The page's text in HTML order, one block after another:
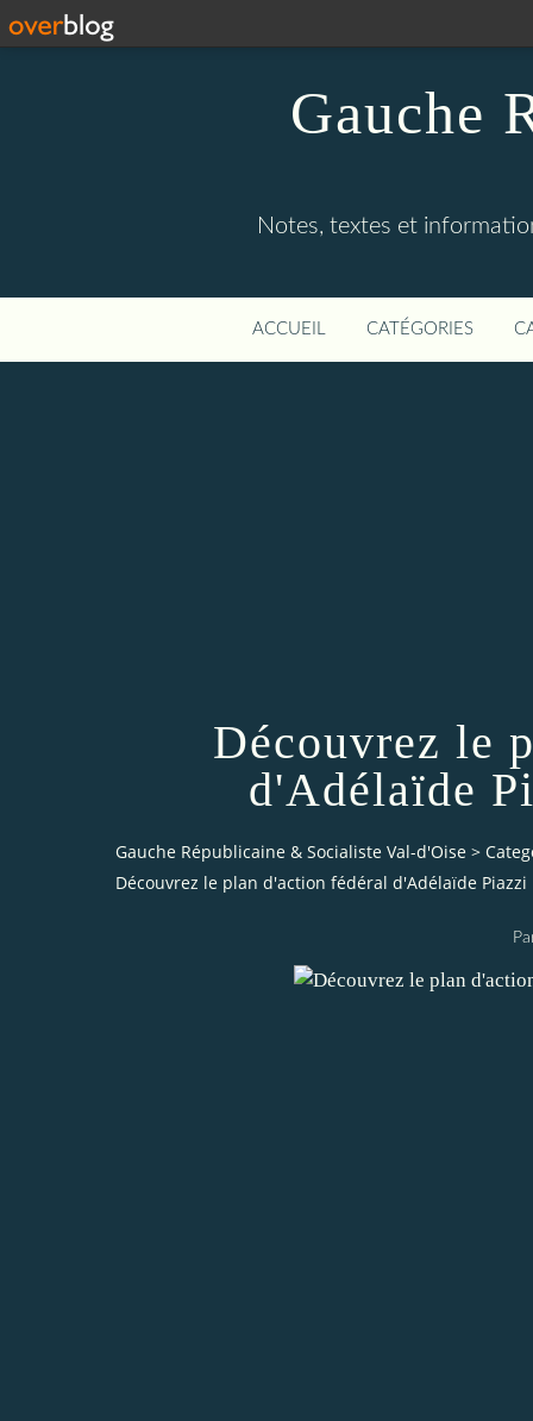
Gauche
Notes, textes et
ACCUEIL CATÉGORIES
Découvrez le
d'Adélaïde
Gauche Républicaine & Socialiste Val-d'Oise >
Découvrez le plan d'action fédéral d'Adélaïde Piazzi